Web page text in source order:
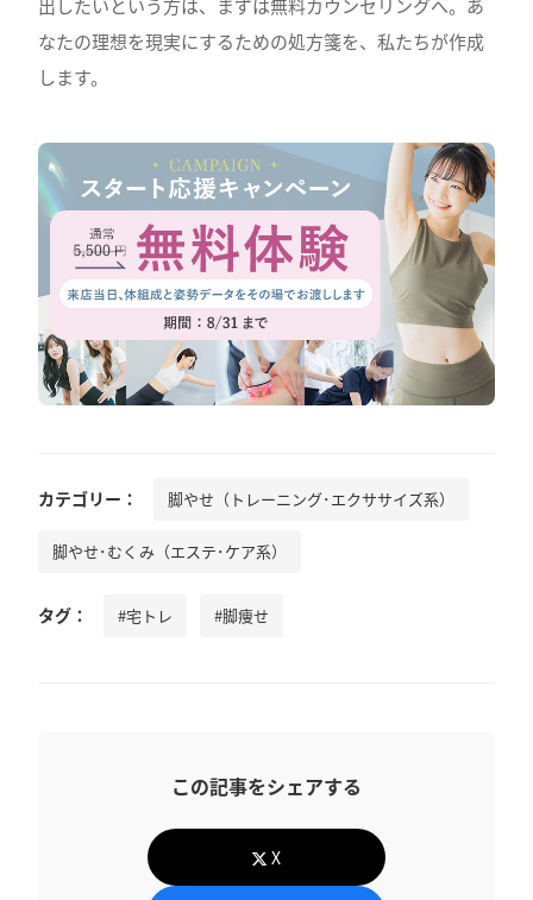
出したいという方は、まずは無料カウンセリングへ。あ
なたの理想を現実にするための処方箋を、私たちが作成
します。
カテゴリー： 脚やせ（トレーニング･エクササイズ系）
脚やせ･むくみ（エステ･ケア系）
タグ： #宅トレ #脚痩せ
この記事をシェアする
X